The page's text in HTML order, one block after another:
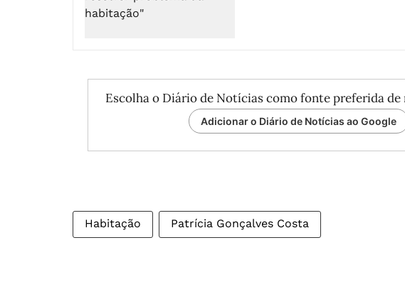
Escolha o Diário de Notícias como fonte preferida de
Adicionar o Diário de Notícias ao Google
Habitação Patrícia Gonçalves Costa